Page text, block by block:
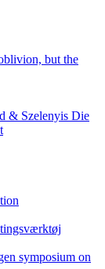
but the
& Szelenyis Die
symposium on